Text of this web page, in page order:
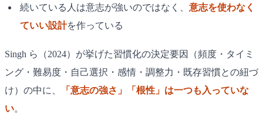
続いている人は意志が強いのではなく、 意志を使わなく
ていい設計を作っている
Singh ら（2024）が挙げた習慣化の決定要因（頻度・タイミ
ング・難易度・自己選択・感情・調整力・既存習慣との紐づ
け）の中に、
「意志の強さ」「根性」は一つも入っていな
い。